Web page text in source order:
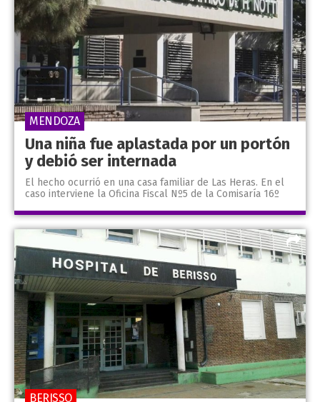
Una niña fue aplastada por un portón
y debió ser internada
El hecho ocurrió en una casa familiar de Las Heras. En el
caso interviene la Oficina Fiscal Nº5 de la Comisaría 16º
MENDOZA
BERISSO